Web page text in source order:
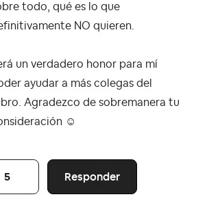
todo, qué es lo que
NO quieren.
un verdadero honor para mí
ayudar a más colegas del
Agradezco de sobremanera tu
☺️
Responder
5